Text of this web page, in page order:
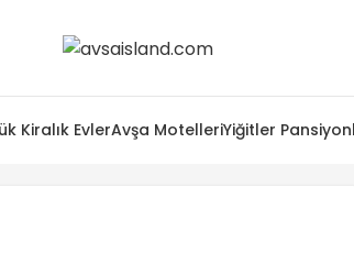
Kiralık EvlerAvşa MotelleriYiğitler